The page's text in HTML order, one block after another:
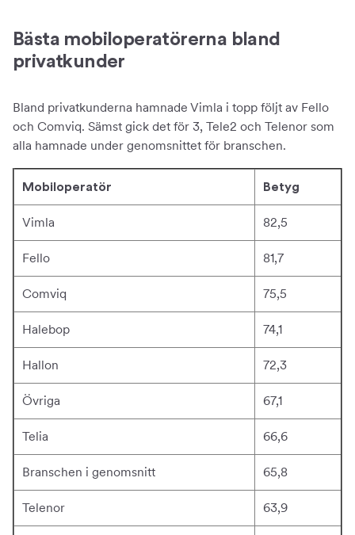
Bästa mobiloperatörerna bland
privatkunder
Bland privatkunderna hamnade Vimla i topp följt av Fello
och Comviq. Sämst gick det för 3, Tele2 och Telenor som
alla hamnade under genomsnittet för branschen.
Mobiloperatör Betyg
Vimla 82,5
Fello 81,7
Comviq 75,5
Halebop 74,1
Hallon 72,3
Övriga 67,1
Telia 66,6
Branschen i genomsnitt 65,8
Telenor 63,9